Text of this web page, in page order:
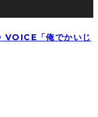
VOICE「俺でかいじ